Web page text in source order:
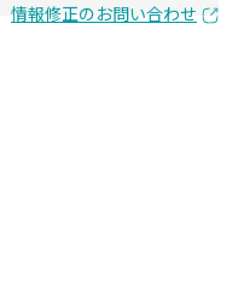
情報修正のお問い合わせ